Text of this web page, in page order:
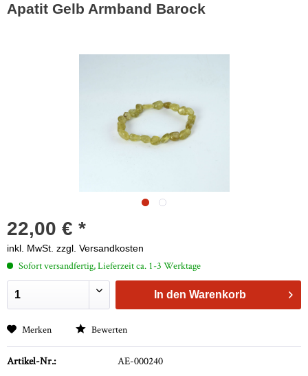
Apatit Gelb Armband Barock
22,00 € *
inkl. MwSt. zzgl. Versandkosten
Sofort versandfertig, Lieferzeit ca. 1-3 Werktage
In den Warenkorb
Merken Bewerten
Artikel-Nr.: AE-000240